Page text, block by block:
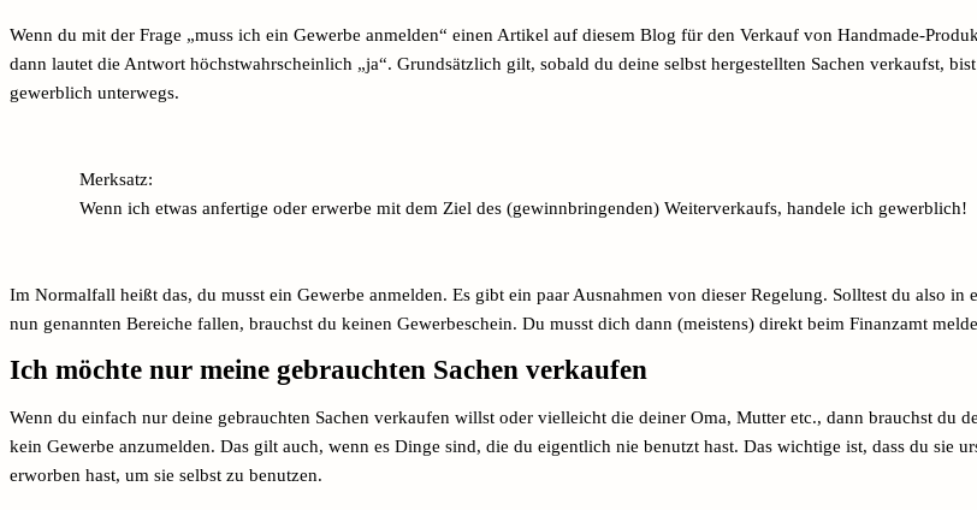
Wenn du mit der Frage „muss ich ein Gewerbe anmelden“ einen Artikel auf diesem Blog für den Verkauf von Handmade-
dann lautet die Antwort höchstwahrscheinlich „ja“. Grundsätzlich gilt, sobald du deine selbst hergestellten Sachen verkaufst,
gewerblich unterwegs.
Merksatz:
Wenn ich etwas anfertige oder erwerbe mit dem Ziel des (gewinnbringenden) Weiterverkaufs, handele ich gewerblich!
Im Normalfall heißt das, du musst ein Gewerbe anmelden. Es gibt ein paar Ausnahmen von dieser Regelung. Solltest du also in
nun genannten Bereiche fallen, brauchst du keinen Gewerbeschein. Du musst dich dann (meistens) direkt beim Finanzamt
Ich möchte nur meine gebrauchten Sachen verkaufen
Wenn du einfach nur deine gebrauchten Sachen verkaufen willst oder vielleicht die deiner Oma, Mutter etc., dann brauchst du
kein Gewerbe anzumelden. Das gilt auch, wenn es Dinge sind, die du eigentlich nie benutzt hast. Das wichtige ist, dass du sie
erworben hast, um sie selbst zu benutzen.